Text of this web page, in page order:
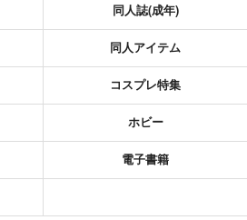
」一般会員様の利用再開のお知らせ（2026.02.05 掲載）
販店頭受取サービス開始のお知らせ（2026.01.05 更新｜2025.12.30 掲載）
らコイン変換キャンペーン」終了のお知らせ（2025.11.21 掲載）
ついて（2025.09.19 更新｜2025.08.01 掲載）
定のお知らせ（2024.11.20 掲載）
同人誌(成年)
同人アイテム
コスプレ特集
ホビー
電子書籍